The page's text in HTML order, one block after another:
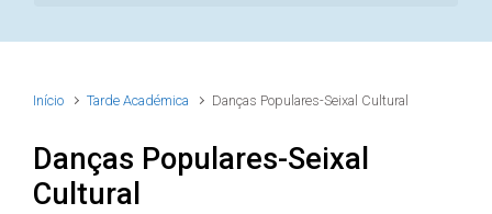
Início Tarde Académica Danças Populares-Seixal Cultural
Danças Populares-Seixal
Cultural